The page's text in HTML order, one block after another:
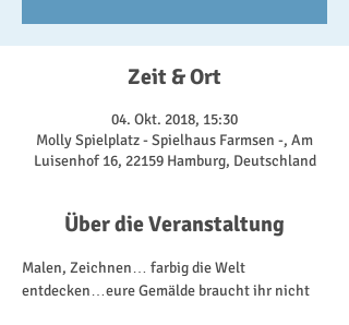
Zeit & Ort
04. Okt. 2018, 15:30
Molly Spielplatz - Spielhaus Farmsen -, Am
Luisenhof 16, 22159 Hamburg, Deutschland
Über die Veranstaltung
Malen, Zeichnen… farbig die Welt
entdecken…eure Gemälde braucht ihr nicht